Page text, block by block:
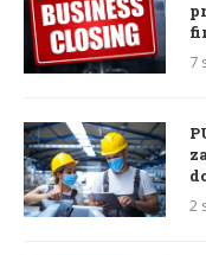
7
2